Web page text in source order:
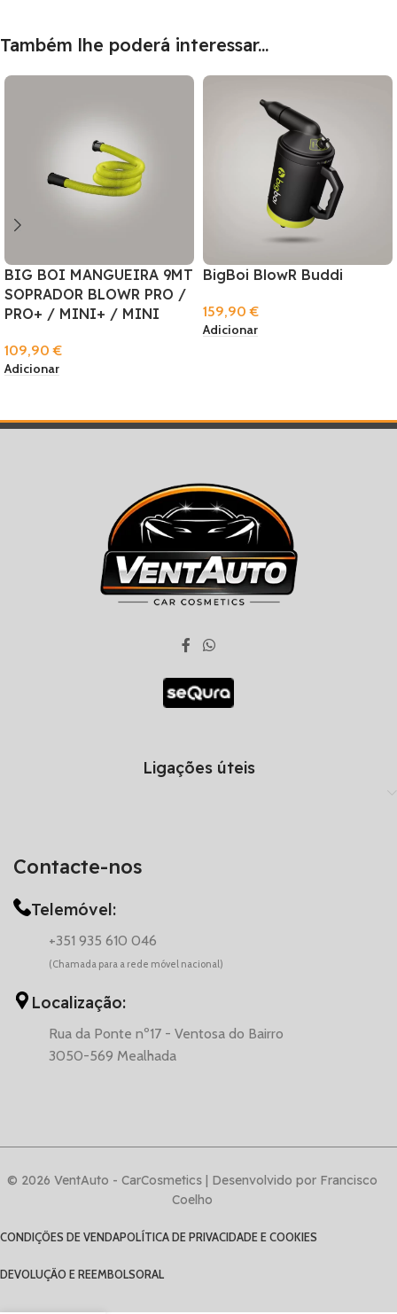
Também lhe poderá interessar...
BIG BOI MANGUEIRA 9MT
SOPRADOR BLOWR PRO /
PRO+ / MINI+ / MINI
109,90€
Adicionar
BigBoi BlowR Buddi
159,90€
Adicionar
Contacte-nos
Telemóvel:
+351 935 610 046
(Chamada para a rede móvel nacional)
Localização:
Rua da Ponte nº17 - Ventosa do Bairro
3050-569 Mealhada
Ligações úteis
© 2026 VentAuto - CarCosmetics | Desenvolvido por Francisco
Coelho
CONDIÇÕES DE VENDAPOLÍTICA DE PRIVACIDADE E COOKIES
DEVOLUÇÃO E REEMBOLSORAL